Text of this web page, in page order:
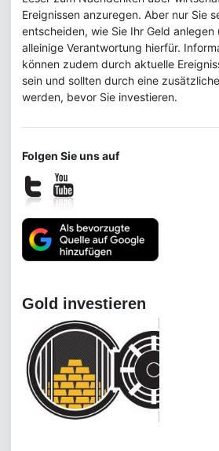
Ereignissen anzuregen. Aber nur Sie
entscheiden, wie Sie Ihr Geld
alleinige Verantwortung hierfür.
können zudem durch aktuelle
sein und sollten durch eine
werden, bevor Sie investieren.
Folgen Sie uns auf
Gold investieren